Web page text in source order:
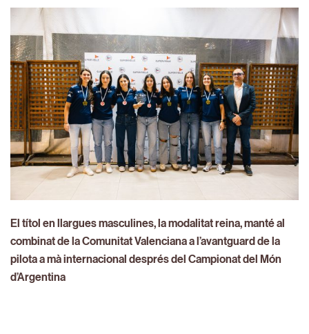
El títol en llargues masculines, la modalitat reina, manté al
combinat de la Comunitat Valenciana a l’avantguard de la
pilota a mà internacional després del Campionat del Món
d’Argentina